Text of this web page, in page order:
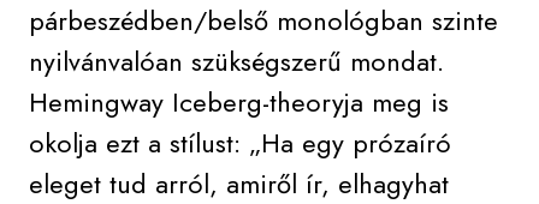
párbeszédben/belső monológban szinte
nyilvánvalóan szükségszerű mondat.
Hemingway Iceberg-theoryja meg is
okolja ezt a stílust: „Ha egy prózaíró
eleget tud arról, amiről ír, elhagyhat